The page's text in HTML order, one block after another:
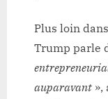
Plus loin
Trump parle
auparavant »,